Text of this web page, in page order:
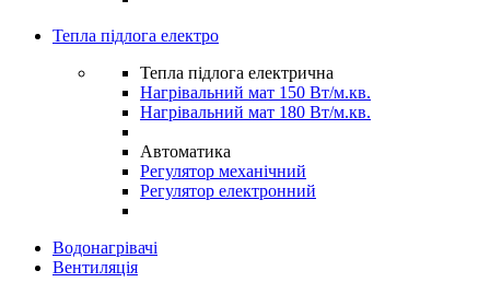
Тепла підлога електро
Тепла підлога електрична
Нагрівальний мат 150 Вт/м.кв.
Нагрівальний мат 180 Вт/м.кв.
Автоматика
Регулятор механічний
Регулятор електронний
Водонагрівачі
Вентиляція